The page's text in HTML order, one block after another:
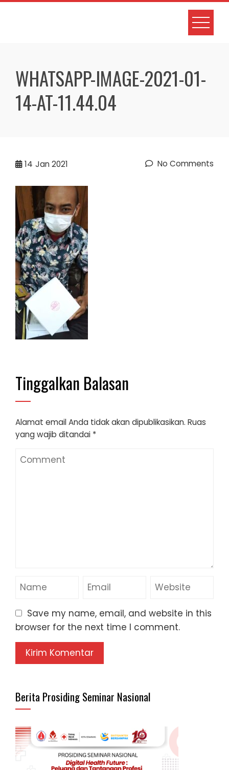
Skip
WHATSAPP-IMAGE-2021-01-
14-AT-11.44.04
14 Jan 2021 No Comments
Tinggalkan Balasan
Alamat email Anda tidak akan dipublikasikan. Ruas
yang wajib ditandai *
Save my name, email, and website in this
browser for the next time I comment.
Berita Prosiding Seminar Nasional